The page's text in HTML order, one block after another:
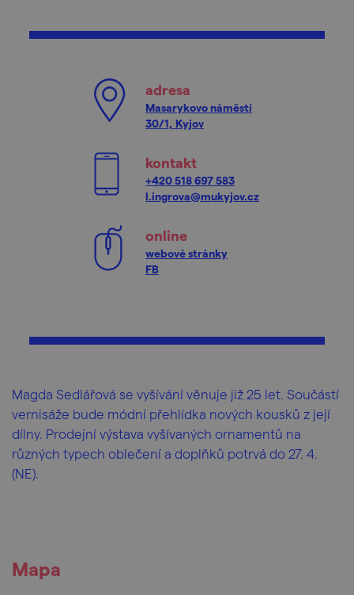
adresa
Masarykovo náměstí
30/1, Kyjov
kontakt
+420 518 697 583
l.ingrova@mukyjov.cz
online
webové stránky
FB
Magda Sedlářová se vyšívání věnuje již 25 let. Součástí
vernisáže bude módní přehlídka nových kousků z její
dílny. Prodejní výstava vyšívaných ornamentů na
různých typech oblečení a doplňků potrvá do 27. 4.
(NE).
Mapa